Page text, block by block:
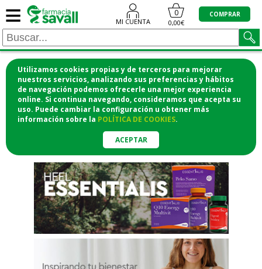
Utilizamos cookies propias y de terceros para mejorar
nuestros servicios, analizando sus preferencias y hábitos
de navegación podemos ofrecerle una mejor experiencia
online. Si continua navegando, consideramos que acepta su
uso. Puede cambiar la configuración u obtener más
información sobre la POLÍTICA DE COOKIES.
ACEPTAR
≡ MI CUENTA
0
0,00€
COMPRAR
¡COMPRA CÓMODAMENTE
DESDE CASA Y RECOGE EN LA
FARMACIA!o si lo prefieres te lo mandamos
a casa